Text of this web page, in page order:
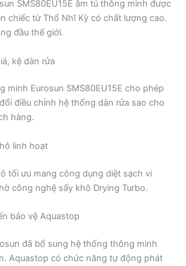
SMS80EU15E âm tủ thông minh được
chiếc từ Thổ Nhĩ Kỳ có chất lượng cao.
đầu thế giới.
kệ dàn rửa
minh Eurosun SMS80EU15E cho phép
điều chỉnh hệ thống dàn rửa sao cho
hàng.
linh hoạt
tối ưu mang công dụng diệt sạch vi
công nghệ sấy khô Drying Turbo.
bảo vệ Aquastop
đã bổ sung hệ thống thông minh
Aquastop có chức năng tự động phát